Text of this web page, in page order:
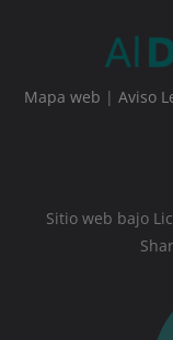
Mapa web | Aviso
Sitio web bajo